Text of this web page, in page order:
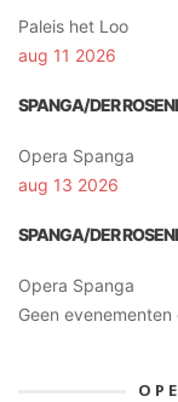
Paleis het Loo
aug 11 2026
SPANGA/DER
Opera Spanga
aug 13 2026
SPANGA/DER
Opera Spanga
Geen